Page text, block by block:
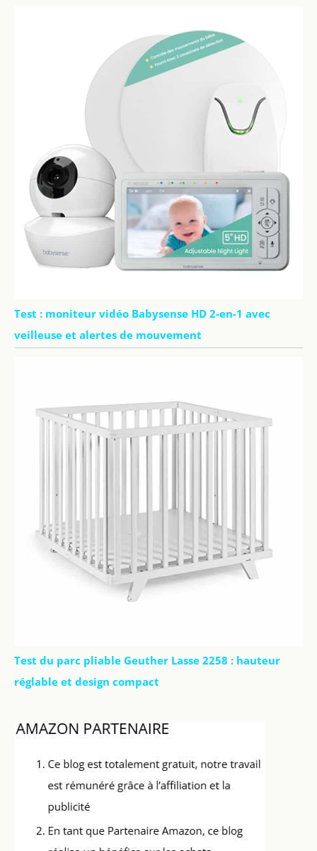
Test : moniteur vidéo Babysense HD 2-en-1 avec
veilleuse et alertes de mouvement
Test du parc pliable Geuther Lasse 2258 : hauteur
réglable et design compact